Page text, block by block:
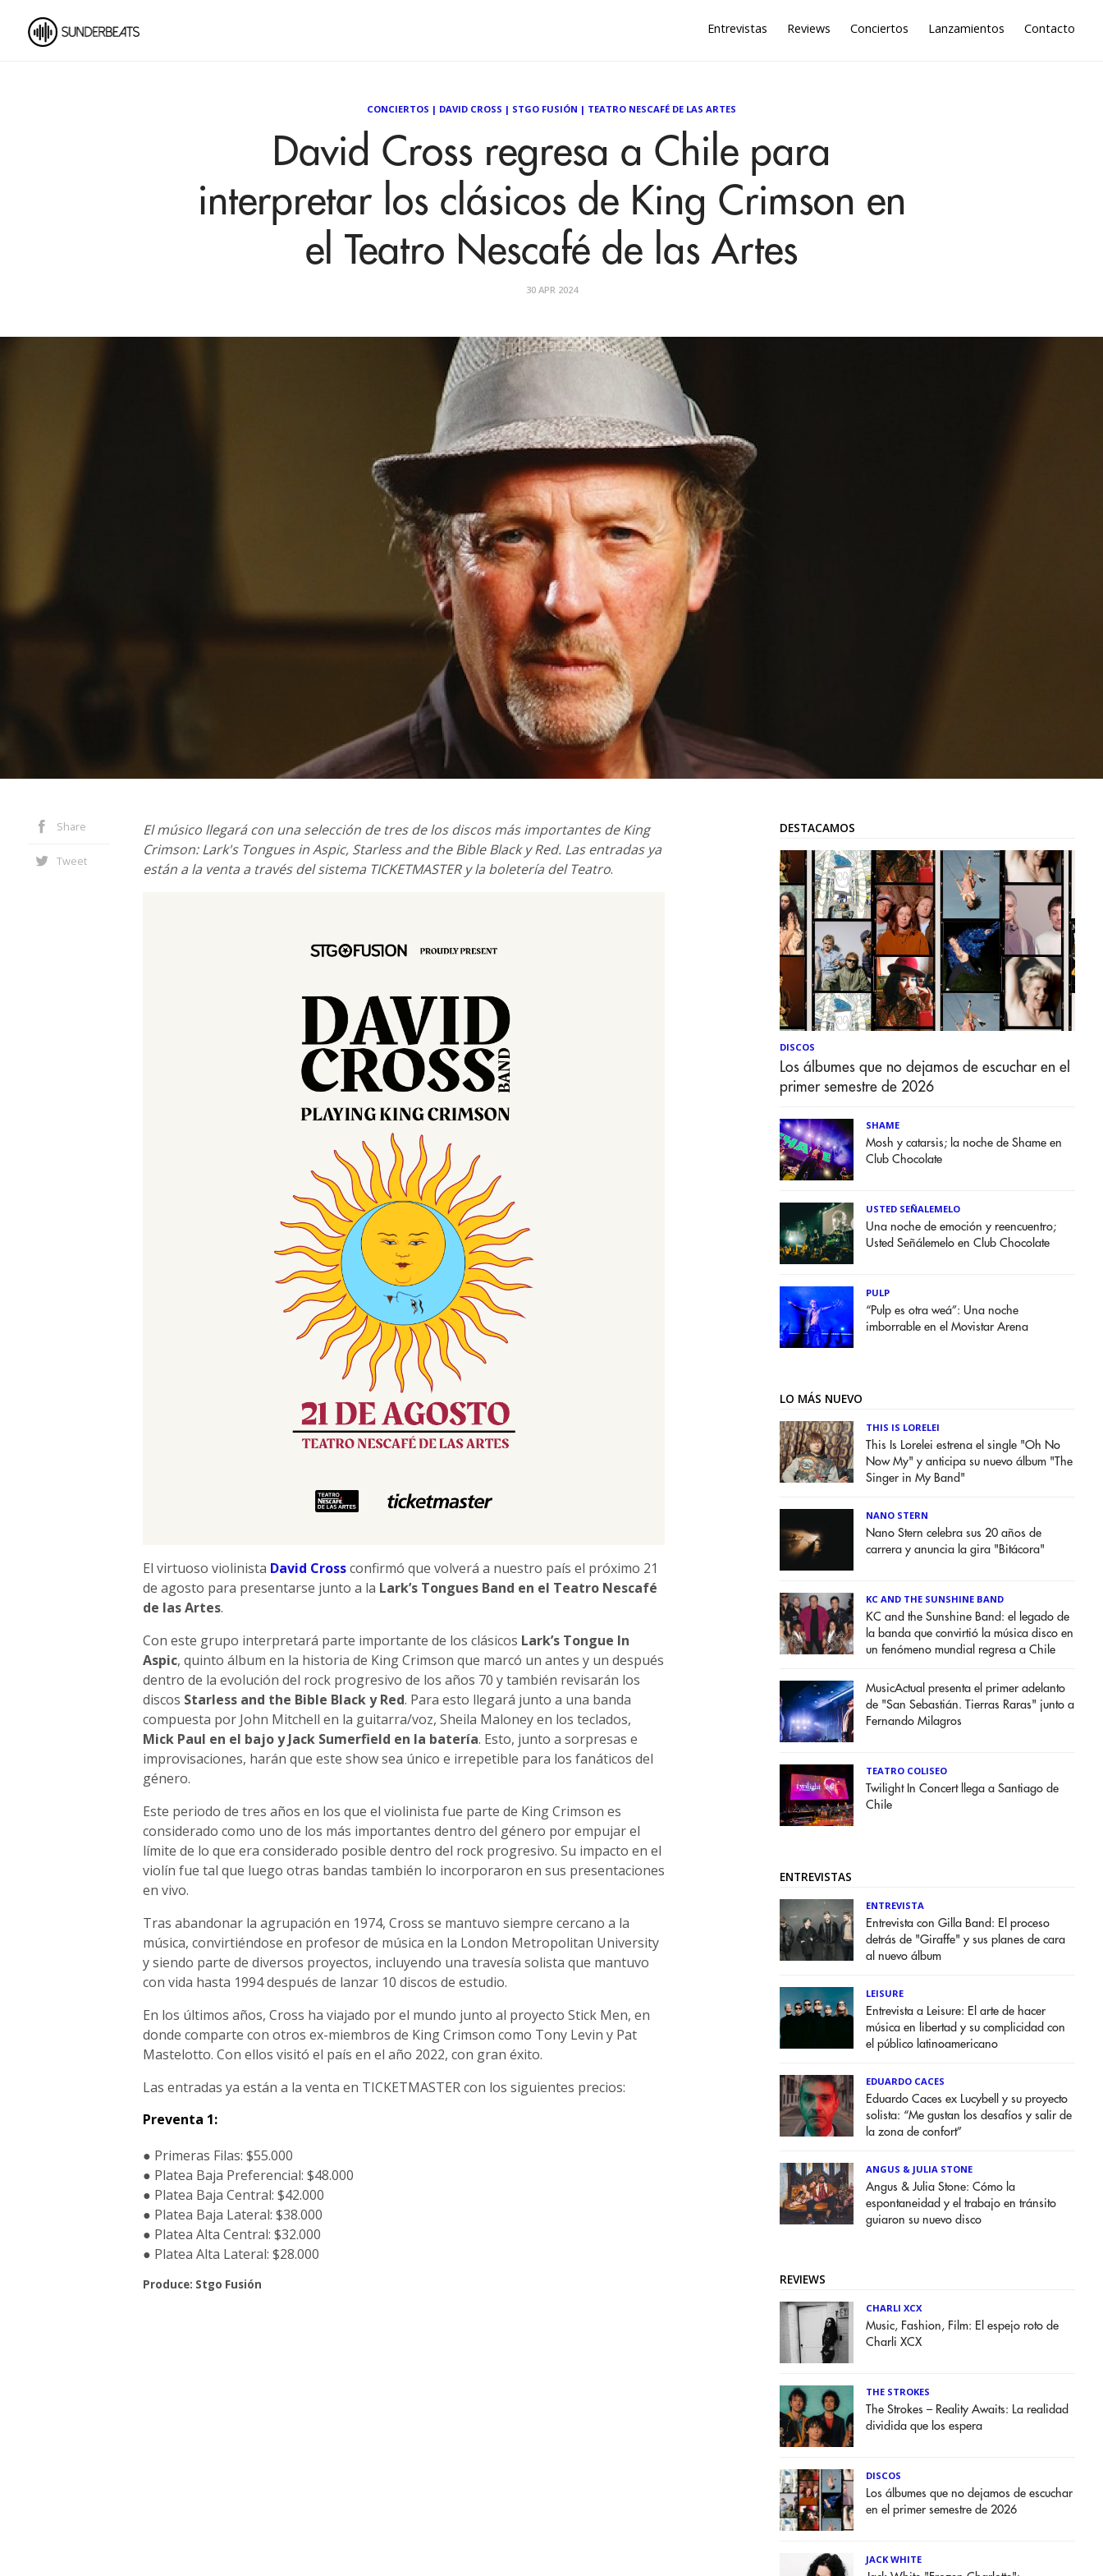
Entrevistas Reviews Conciertos Lanzamientos Contacto
CONCIERTOS | DAVID CROSS | STGO FUSIÓN | TEATRO NESCAFÉ DE LAS ARTES
David Cross regresa a Chile para
interpretar los clásicos de King Crimson en
el Teatro Nescafé de las Artes
30 APR 2024
Share
Tweet
El músico llegará con una selección de tres de los discos más importantes de King
Crimson: Lark's Tongues in Aspic, Starless and the Bible Black y Red. Las entradas ya
están a la venta a través del sistema TICKETMASTER y la boletería del Teatro.
El virtuoso violinista David Crossconfirmó que volverá a nuestro país el próximo 21
de agosto para presentarse junto a la Lark’s Tongues Band en el Teatro Nescafé
de las Artes.
Con este grupo interpretará parte importante de los clásicos Lark’s Tongue In
Aspic, quinto álbum en la historia de King Crimson que marcó un antes y un después
dentro de la evolución del rock progresivo de los años 70 y también revisarán los
discos Starless and the Bible Black y Red. Para esto llegará junto a una banda
compuesta por John Mitchell en la guitarra/voz, Sheila Maloney en los teclados,
Mick Paul en el bajo y Jack Sumerfield en la batería. Esto, junto a sorpresas e
improvisaciones, harán que este show sea único e irrepetible para los fanáticos del
género.
Este periodo de tres años en los que el violinista fue parte de King Crimson es
considerado como uno de los más importantes dentro del género por empujar el
límite de lo que era considerado posible dentro del rock progresivo. Su impacto en el
violín fue tal que luego otras bandas también lo incorporaron en sus presentaciones
en vivo.
Tras abandonar la agrupación en 1974, Cross se mantuvo siempre cercano a la
música, convirtiéndose en profesor de música en la London Metropolitan University
y siendo parte de diversos proyectos, incluyendo una travesía solista que mantuvo
con vida hasta 1994 después de lanzar 10 discos de estudio.
En los últimos años, Cross ha viajado por el mundo junto al proyecto Stick Men, en
donde comparte con otros ex-miembros de King Crimson como Tony Levin y Pat
Mastelotto. Con ellos visitó el país en el año 2022, con gran éxito.
Las entradas ya están a la venta en TICKETMASTER con los siguientes precios:
Preventa 1:
● Primeras Filas: $55.000
● Platea Baja Preferencial: $48.000
● Platea Baja Central: $42.000
● Platea Baja Lateral: $38.000
● Platea Alta Central: $32.000
● Platea Alta Lateral: $28.000
Produce: Stgo Fusión
DESTACAMOS
DISCOS
Los álbumes que no dejamos de escuchar en el
primer semestre de 2026
SHAME
Mosh y catarsis; la noche de Shame en
Club Chocolate
USTED SEÑALEMELO
Una noche de emoción y reencuentro;
Usted Señálemelo en Club Chocolate
PULP
“Pulp es otra weá”: Una noche
imborrable en el Movistar Arena
LO MÁS NUEVO
THIS IS LORELEI
This Is Lorelei estrena el single "Oh No
Now My" y anticipa su nuevo álbum "The
Singer in My Band"
NANO STERN
Nano Stern celebra sus 20 años de
carrera y anuncia la gira "Bitácora"
KC AND THE SUNSHINE BAND
KC and the Sunshine Band: el legado de
la banda que convirtió la música disco en
un fenómeno mundial regresa a Chile
MusicActual presenta el primer adelanto
de "San Sebastián. Tierras Raras" junto a
Fernando Milagros
TEATRO COLISEO
Twilight In Concert llega a Santiago de
Chile
ENTREVISTAS
ENTREVISTA
Entrevista con Gilla Band: El proceso
detrás de "Giraffe" y sus planes de cara
al nuevo álbum
LEISURE
Entrevista a Leisure: El arte de hacer
música en libertad y su complicidad con
el público latinoamericano
EDUARDO CACES
Eduardo Caces ex Lucybell y su proyecto
solista: “Me gustan los desafíos y salir de
la zona de confort”
ANGUS & JULIA STONE
Angus & Julia Stone: Cómo la
espontaneidad y el trabajo en tránsito
guiaron su nuevo disco
REVIEWS
CHARLI XCX
Music, Fashion, Film: El espejo roto de
Charli XCX
THE STROKES
The Strokes – Reality Awaits: La realidad
dividida que los espera
DISCOS
Los álbumes que no dejamos de escuchar
en el primer semestre de 2026
JACK WHITE